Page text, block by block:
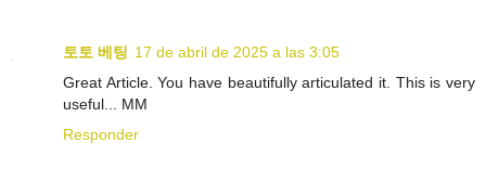
토토 베팅 17 de abril de 2025 a las 3:05
Great Article. You have beautifully articulated it. This is very
useful... MM
Responder